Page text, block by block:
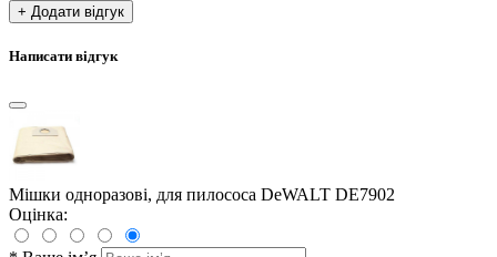
+ Додати відгук
Написати відгук
Мішки одноразові, для пилососа DeWALT DE7902
Оцінка: